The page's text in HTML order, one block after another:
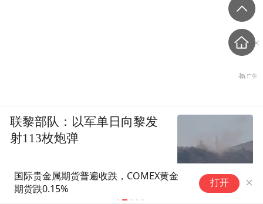
国际贵金属期货普遍收跌，COMEX黄金
期货跌0.15%
打开
联黎部队：以军单日向黎发
射113枚炮弹